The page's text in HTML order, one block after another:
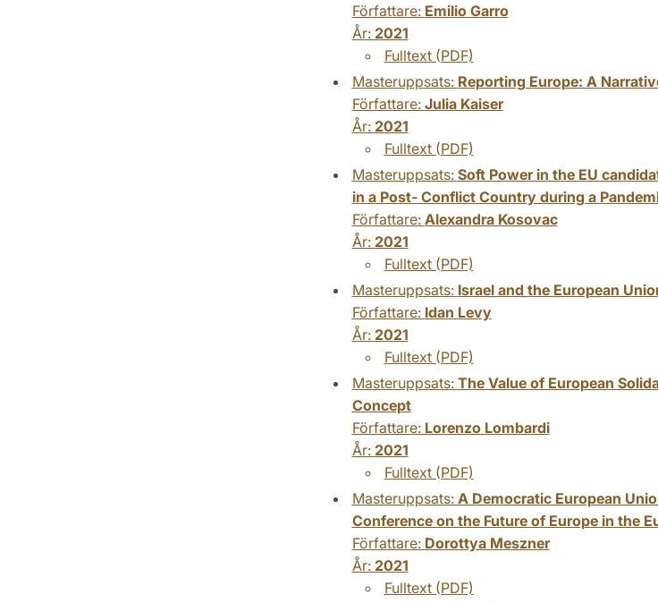
Författare: Emilio Garro
År: 2021
Fulltext (PDF)
Masteruppsats: Reporting Europe: A
Författare: Julia Kaiser
År: 2021
Fulltext (PDF)
Masteruppsats: Soft Power in the EU
in a Post- Conflict Country during a
Författare: Alexandra Kosovac
År: 2021
Fulltext (PDF)
Masteruppsats: Israel and the European
Författare: Idan Levy
År: 2021
Fulltext (PDF)
Masteruppsats: The Value of European
Concept
Författare: Lorenzo Lombardi
År: 2021
Fulltext (PDF)
Masteruppsats: A Democratic European
Conference on the Future of Europe in the
Författare: Dorottya Meszner
År: 2021
Fulltext (PDF)